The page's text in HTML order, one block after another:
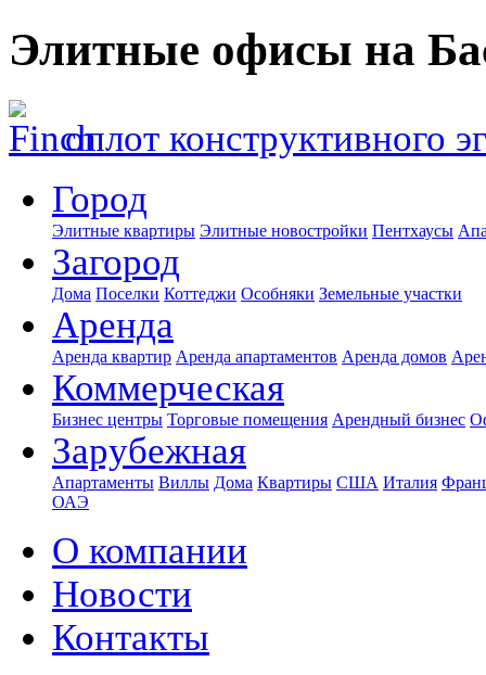
Элитные офисы на
оплот конструктивного
Город
Элитные квартиры Элитные новостройки Пентхаусы
Загород
Дома Поселки Коттеджи Особняки Земельные участки
Аренда
Аренда квартир Аренда апартаментов Аренда домов
Коммерческая
Бизнес центры Торговые помещения Арендный бизнес
Зарубежная
Апартаменты Виллы Дома Квартиры США Италия
ОАЭ
О компании
Новости
Контакты